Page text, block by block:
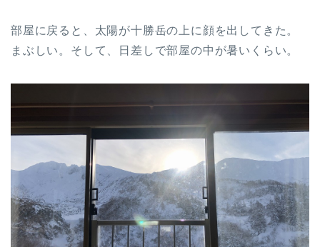
部屋に戻ると、太陽が十勝岳の上に顔を出してきた。
まぶしい。そして、日差しで部屋の中が暑いくらい。